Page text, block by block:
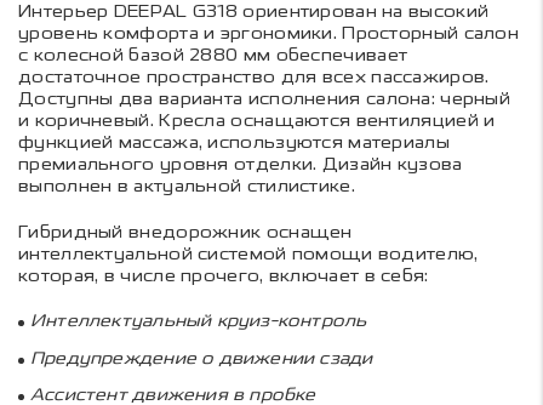
Интерьер DEEPAL G318 ориентирован на высокий
уровень комфорта и эргономики. Просторный салон
с колесной базой 2880 мм обеспечивает
достаточное пространство для всех пассажиров.
Доступны два варианта исполнения салона: черный
и коричневый. Кресла оснащаются вентиляцией и
функцией массажа, используются материалы
премиального уровня отделки. Дизайн кузова
выполнен в актуальной стилистике.
Гибридный внедорожник оснащен
интеллектуальной системой помощи водителю,
которая, в числе прочего, включает в себя:
Интеллектуальный круиз-контроль
Предупреждение о движении сзади
Ассистент движения в пробке